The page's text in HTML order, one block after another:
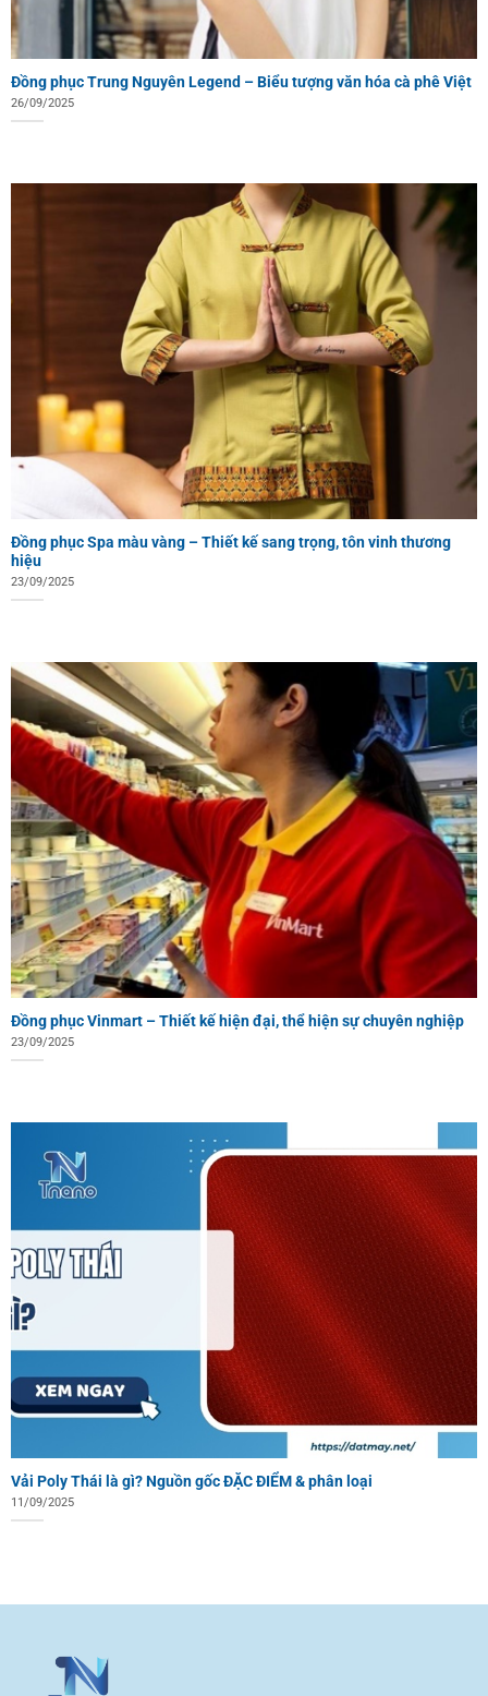
Đồng phục Trung Nguyên Legend – Biểu tượng văn hóa cà phê Việt
26/09/2025
Đồng phục Spa màu vàng – Thiết kế sang trọng, tôn vinh thương
hiệu
23/09/2025
Đồng phục Vinmart – Thiết kế hiện đại, thể hiện sự chuyên nghiệp
23/09/2025
Vải Poly Thái là gì? Nguồn gốc ĐẶC ĐIỂM & phân loại
11/09/2025